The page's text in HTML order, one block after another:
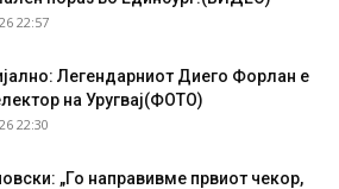
22:57
Легендарниот Диего Форлан е
на Уругвај(ФОТО)
22:30
„Го направивме првиот чекор,